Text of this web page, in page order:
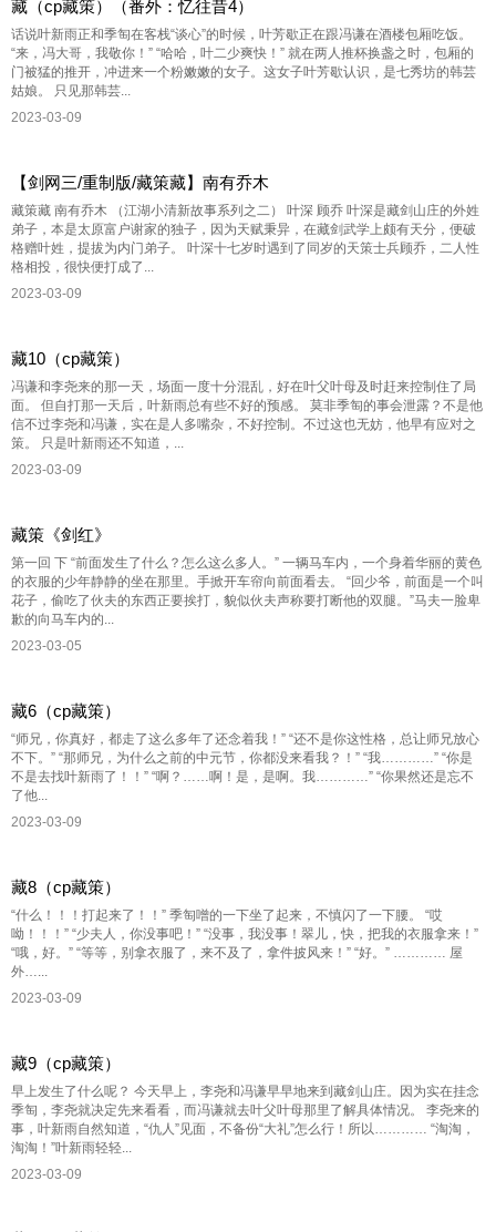
藏（cp藏策）（番外：忆往昔4）
话说叶新雨正和季匋在客栈“谈心”的时候，叶芳歇正在跟冯谦在酒楼包厢吃饭。
“来，冯大哥，我敬你！” “哈哈，叶二少爽快！” 就在两人推杯换盏之时，包厢的
门被猛的推开，冲进来一个粉嫩嫩的女子。这女子叶芳歇认识，是七秀坊的韩芸
姑娘。 只见那韩芸...
2023-03-09
【剑网三/重制版/藏策藏】南有乔木
藏策藏 南有乔木 （江湖小清新故事系列之二） 叶深 顾乔 叶深是藏剑山庄的外姓
弟子，本是太原富户谢家的独子，因为天赋秉异，在藏剑武学上颇有天分，便破
格赠叶姓，提拔为内门弟子。 叶深十七岁时遇到了同岁的天策士兵顾乔，二人性
格相投，很快便打成了...
2023-03-09
藏10（cp藏策）
冯谦和李尧来的那一天，场面一度十分混乱，好在叶父叶母及时赶来控制住了局
面。 但自打那一天后，叶新雨总有些不好的预感。 莫非季匋的事会泄露？不是他
信不过李尧和冯谦，实在是人多嘴杂，不好控制。不过这也无妨，他早有应对之
策。 只是叶新雨还不知道，...
2023-03-09
藏策《剑红》
第一回 下 “前面发生了什么？怎么这么多人。” 一辆马车内，一个身着华丽的黄色
的衣服的少年静静的坐在那里。手掀开车帘向前面看去。 “回少爷，前面是一个叫
花子，偷吃了伙夫的东西正要挨打，貌似伙夫声称要打断他的双腿。”马夫一脸卑
歉的向马车内的...
2023-03-05
藏6（cp藏策）
“师兄，你真好，都走了这么多年了还念着我！” “还不是你这性格，总让师兄放心
不下。” “那师兄，为什么之前的中元节，你都没来看我？！” “我…………” “你是
不是去找叶新雨了！！” “啊？……啊！是，是啊。我…………” “你果然还是忘不
了他...
2023-03-09
藏8（cp藏策）
“什么！！！打起来了！！” 季匋噌的一下坐了起来，不慎闪了一下腰。 “哎
呦！！！” “少夫人，你没事吧！” “没事，我没事！翠儿，快，把我的衣服拿来！”
“哦，好。” “等等，别拿衣服了，来不及了，拿件披风来！” “好。” ………… 屋
外…...
2023-03-09
藏9（cp藏策）
早上发生了什么呢？ 今天早上，李尧和冯谦早早地来到藏剑山庄。因为实在挂念
季匋，李尧就决定先来看看，而冯谦就去叶父叶母那里了解具体情况。 李尧来的
事，叶新雨自然知道，“仇人”见面，不备份“大礼”怎么行！所以………… “淘淘，
淘淘！”叶新雨轻轻...
2023-03-09